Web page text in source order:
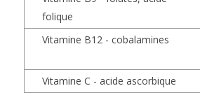
folique
Vitamine B12 - cobalamines
Vitamine C - acide ascorbique